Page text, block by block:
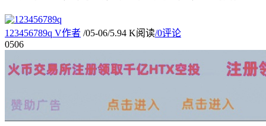
123456789q V作者 /05-06/5.94 K阅读/0评论
0506